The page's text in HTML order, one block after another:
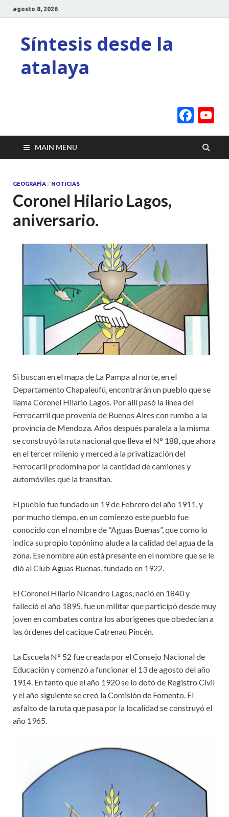
agosto 8, 2026
Síntesis desde la
atalaya
MAIN MENU
GEOGRAFÍA / NOTICIAS
Coronel Hilario Lagos,
aniversario.
Si buscan en el mapa de La Pampa al norte, en el
Departamento Chapaleufú, encontrarán un pueblo que se
llama Coronel Hilario Lagos. Por allí pasó la línea del
Ferrocarril que provenía de Buenos Aires con rumbo a la
provincia de Mendoza. Años después paralela a la misma
se construyó la ruta nacional que lleva el N° 188, que ahora
en el tercer milenio y merced a la privatización del
Ferrocaril predomina por la cantidad de camiones y
automóviles que la transitan.
El pueblo fue fundado un 19 de Febrero del año 1911, y
por mucho tiempo, en un comienzo este pueblo fue
conocido con el nombre de “Aguas Buenas”, que como lo
indica su propio topónimo alude a la calidad del agua de la
zona. Ese nombre aún está presente en el nombre que se le
dió al Club Aguas Buenas, fundado en 1922.
El Coronel Hilario Nicandro Lagos, nació en 1840 y
falleció el año 1895, fue un militar que participó desde muy
joven en combates contra los aborigenes que obedecían a
las órdenes del cacique Catrenau Pincén.
La Escuela N° 52 fue creada por el Consejo Nacional de
Educación y comenzó a funcionar el 13 de agosto del año
1914. En tanto que el año 1920 se lo dotó de Registro Civil
y el año siguiente se creó la Comisión de Fomento. El
asfalto de la ruta que pasa por la localidad se construyó el
año 1965.